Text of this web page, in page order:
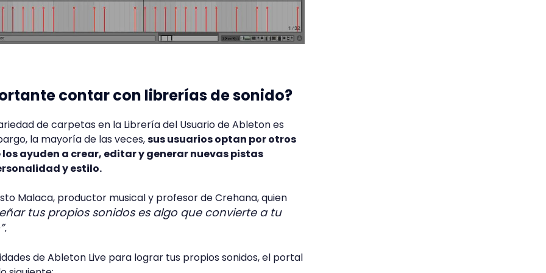
contar con librerías de sonido?
de carpetas en la Librería del Usuario de Ableton es
la mayoría de las veces,sus usuarios optan por otros
ayuden a crear, editar y generar nuevas pistas
y estilo.
Malaca, productor musical y profesor de Crehana, quien
tus propios sonidos es algo que convierte a tu
de Ableton Live para lograr tus propios sonidos, el portal